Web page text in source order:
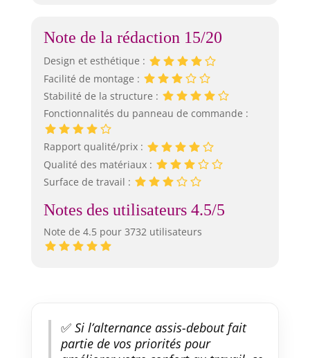
Note de la rédaction 15/20
Design et esthétique :
Facilité de montage :
Stabilité de la structure :
Fonctionnalités du panneau de commande :
Rapport qualité/prix :
Qualité des matériaux :
Surface de travail :
Notes des utilisateurs 4.5/5
Note de 4.5 pour 3732 utilisateurs
✅Si l’alternance assis-debout fait
partie de vos priorités pour